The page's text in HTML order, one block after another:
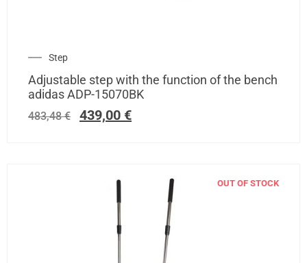
Step
Adjustable step with the function of the bench
adidas ADP-15070BK
483,48€ 439,00 €
OUT OF STOCK